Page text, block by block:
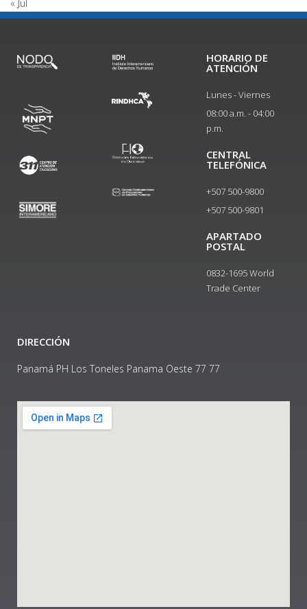
« Jul
HORARIO DE
ATENCIÓN
Lunes - Viernes
08:00 a.m. - 04:00
p.m.
CENTRAL
TELEFÓNICA
+507 500-9800
+507 500-9801​
APARTADO
POSTAL
0832-1695 World
Trade Center
DIRECCIÓN
Panamá PH Los Toneles Panama Oeste 77 77